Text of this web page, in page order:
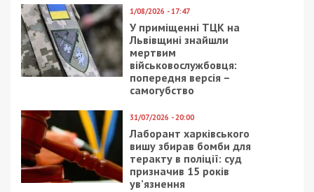
1/08/2026 - 17:47
У приміщенні ТЦК на
Львівщині знайшли
мертвим
військовослужбовця:
попередня версія –
самогубство
31/07/2026 - 20:00
Лаборант харківського
вишу збирав бомби для
теракту в поліції: суд
призначив 15 років
ув’язнення